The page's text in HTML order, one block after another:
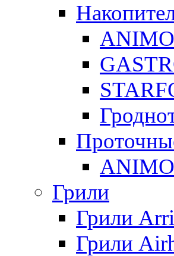
ANIMO
ANIMO
Грили
Грили
Грили